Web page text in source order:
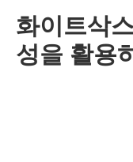
화이트삭
성을 활용